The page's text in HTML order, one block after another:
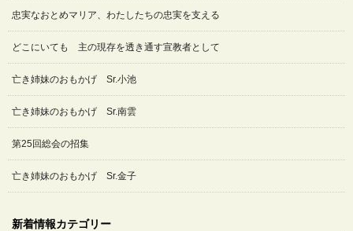
忠実なおとめマリア、わたしたちの忠実を支える
どこにいても 主の現存を透き通す宣教者として
亡き姉妹のおもかげ Sr.小池
亡き姉妹のおもかげ Sr.南雲
第25回総会の招集
亡き姉妹のおもかげ Sr.金子
新着情報カテゴリー